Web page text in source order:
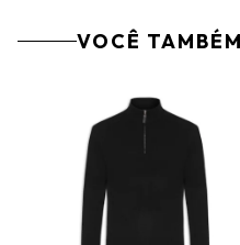
VOCÊ